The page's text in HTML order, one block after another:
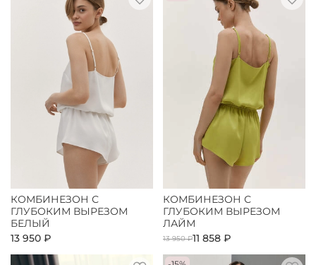
КОМБИНЕЗОН С
ГЛУБОКИМ ВЫРЕЗОМ
БЕЛЫЙ
13 950 ₽
КОМБИНЕЗОН С
ГЛУБОКИМ ВЫРЕЗОМ
ЛАЙМ
13 950 ₽11 858 ₽